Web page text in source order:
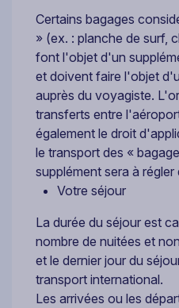
Certains bagages
» (ex. : planche de surf,
font l'objet d'un
et doivent faire l'objet
auprès du voyagiste.
transferts entre
également le droit
le transport des «
supplément sera à
Votre séjour
La durée du séjour est
nombre de nuitées et
et le dernier jour du
transport international.
Les arrivées ou les